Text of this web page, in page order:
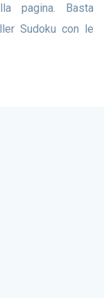
pagina. Basta
Sudoku con le